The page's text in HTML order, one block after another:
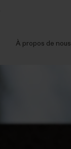
À propos de nous